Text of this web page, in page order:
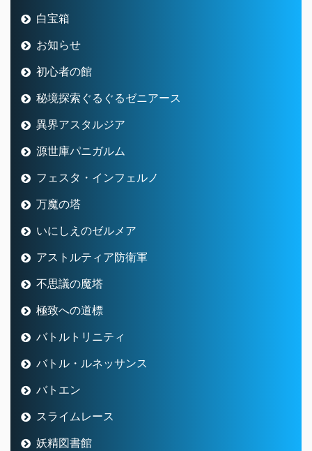
白宝箱
お知らせ
初心者の館
秘境探索ぐるぐるゼニアース
異界アスタルジア
源世庫パニガルム
フェスタ・インフェルノ
万魔の塔
いにしえのゼルメア
アストルティア防衛軍
不思議の魔塔
極致への道標
バトルトリニティ
バトル・ルネッサンス
バトエン
スライムレース
妖精図書館